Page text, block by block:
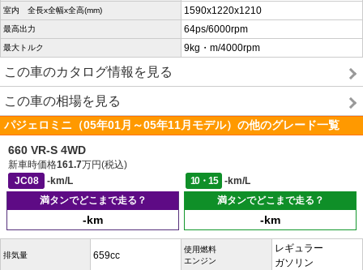
室内 全長x全幅x全高(mm) 1590x1220x1210
最高出力 64ps/6000rpm
最大トルク 9kg・m/4000rpm
この車のカタログ情報を見る
この車の相場を見る
パジェロミニ（05年01月～05年11月モデル）の他のグレード一覧
660 VR-S 4WD
新車時価格161.7万円(税込)
JC08
-km/L 10・15
-km/L
満タンでどこまで走る？
-km
満タンでどこまで走る？
-km
排気量 659cc
使用燃料
エンジン
レギュラー
ガソリン